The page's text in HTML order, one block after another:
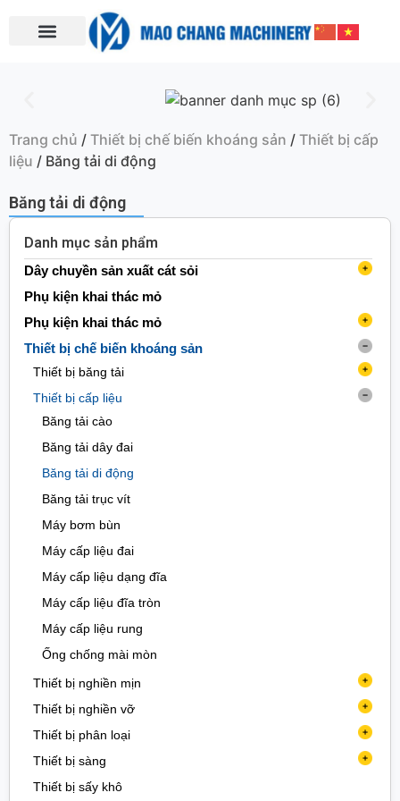
Trang chủ / Thiết bị chế biến khoáng sản / Thiết bị cấp
liệu / Băng tải di động
Băng tải di động
Danh mục sản phẩm
Dây chuyền sản xuất cát sỏi
Máy làm cát (nghiền phản kích)
Máy nghiền trục đứng
Máy rửa cát
Máy rửa cát dạng bánh xe
Máy rửa cát xoắn ốc
Máy thu hồi cát min
Trạm nghiền di động
Trạm nghiền di động bánh xích
Phụ kiện khai thác mỏ
Phụ kiện khai thác mỏ
Phụ kiện băng tải
Băng tải
Con lăn
Máy giảm tốc
Phụ kiện giàn khoan
Phụ kiện khai thác
Các phụ kiện khai thác khác
động cơ
Lò xo
Lưới sàng
Stato/rotor
Vòng bi
Xy lanh
Phụ kiện máy nghiền
Phụ kiện máy nghiền hàm
Phụ kiện máy nghiền bi
Bi thép chịu mài mòn
Máy ly hợp
Tấm lót
Phụ kiện máy nghiền hồi chuyển
Phụ kiến máy nghiền nón
Phụ kiện máy nghiền phản kích
Phụ kiện máy tuyển nổi
Thiết bị chế biến khoáng sản
Thiết bị băng tải
Băng tải cào
Băng tải đai
Băng tải di động
Băng tải trục vít
Máy bơm bùn
Ống chống mài mòn
Thiết bị cấp liệu
Băng tải cào
Băng tải dây đai
Băng tải di động
Băng tải trục vít
Máy bơm bùn
Máy cấp liệu đai
Máy cấp liệu dạng đĩa
Máy cấp liệu đĩa tròn
Máy cấp liệu rung
Ống chống mài mòn
Thiết bị nghiền mịn
Máy ép con lăn
Máy nghiền bán tự động
Máy nghiền bi
Máy nghiền bột
Thiết bị nghiền vỡ
Máy cắt đá cổng vật liệu
Máy cắt đá cổng vật liệu
Máy nghiền búa
Thiết bị phân loại
Máy phân loại
Máy phân loại trước
Thiết bị sàng
Sàng cao tần
Thiết bị sấy khô